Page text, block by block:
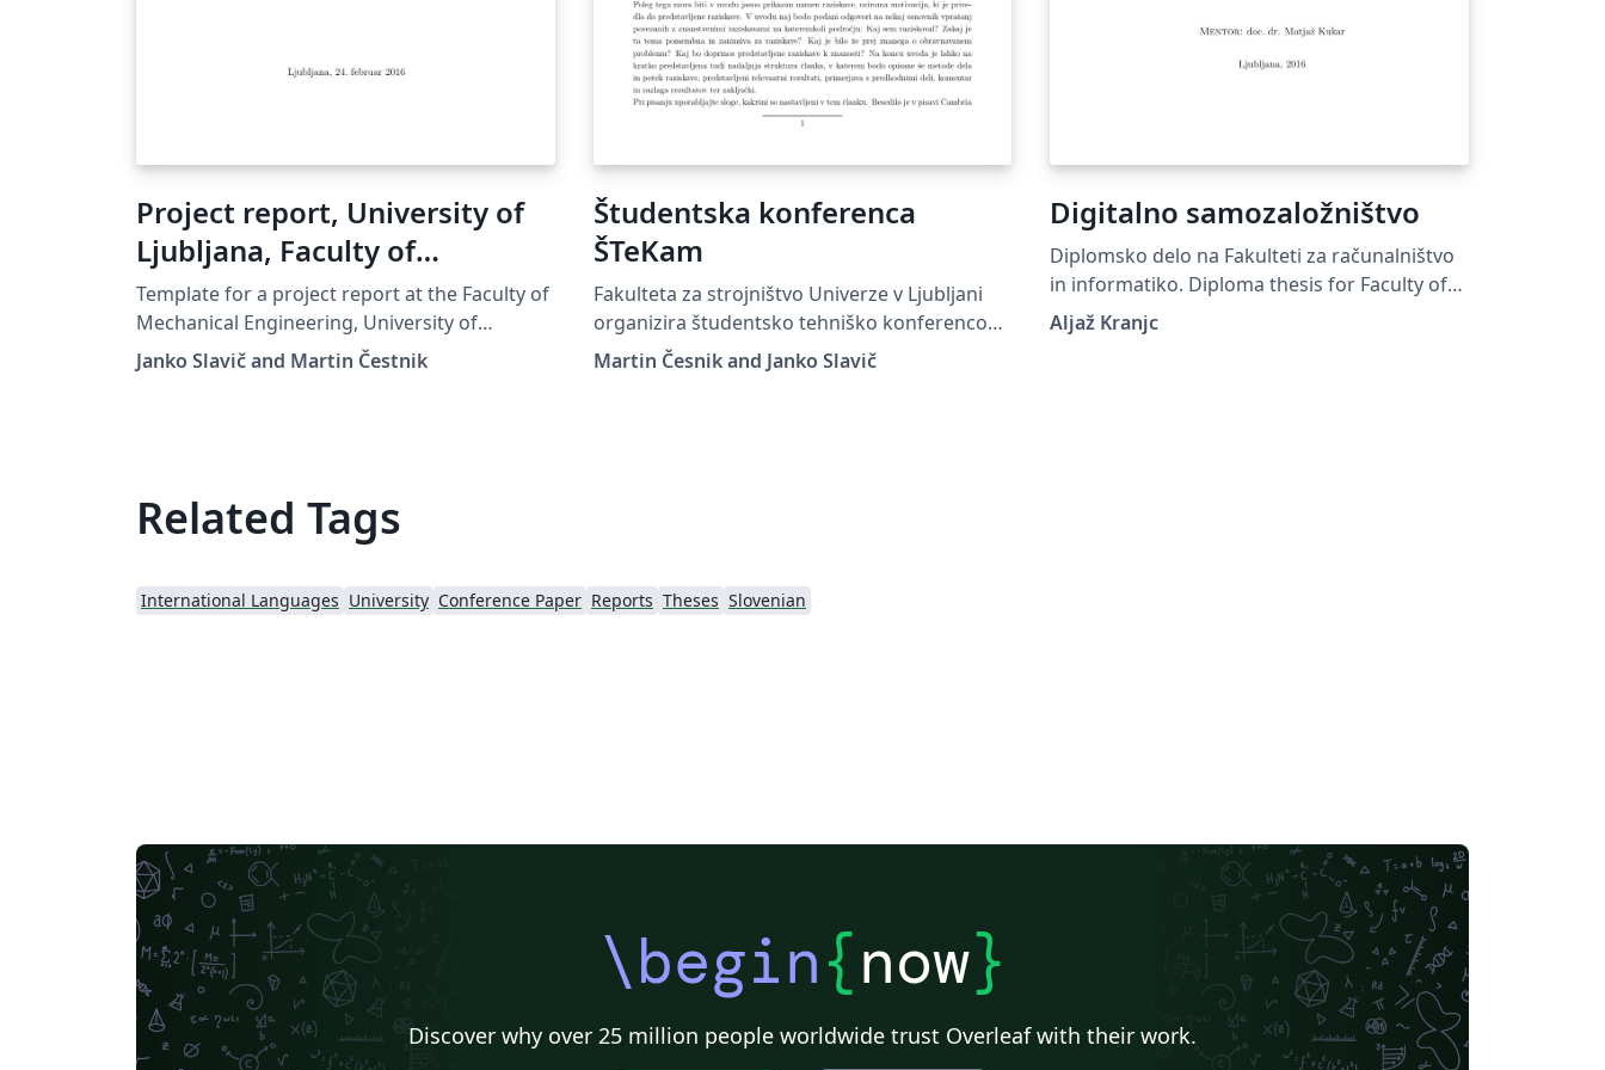
Project report, University of
Ljubljana, Faculty of
Mechanical Engineering
Template for a project report at the Faculty of
Mechanical Engineering, University of
Ljubljana
Janko Slavič and Martin Čestnik
Študentska konferenca
ŠTeKam
Fakulteta za strojništvo Univerze v Ljubljani
organizira študentsko tehniško konferenco
ŠTeKam. Namenjena je vsem študentom
različnih smeri dodiplomskega in
Martin Česnik and Janko Slavič
Digitalno samozaložništvo
Diplomsko delo na Fakulteti za računalništvo
in informatiko. Diploma thesis for Faculty of
Computer and Information Science.
Aljaž Kranjc
Related Tags
International Languages University Conference Paper Reports Theses Slovenian
\begin{now}
Discover why over 25 million people worldwide trust Overleaf with their work.